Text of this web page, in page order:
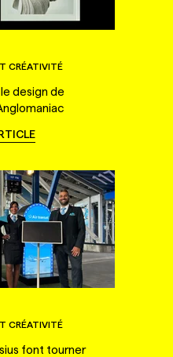
CRÉATIVITÉ
design de
CRÉATIVITÉ
font tourner